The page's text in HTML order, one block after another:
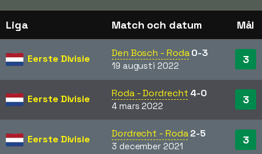
Liga Match och datum Mål
Eerste Divisie Den Bosch - Roda 0-3
19 augusti 2022 3
Eerste Divisie Roda - Dordrecht 4-0
4 mars 2022 3
Eerste Divisie Dordrecht - Roda 2-5
3 december 2021 3